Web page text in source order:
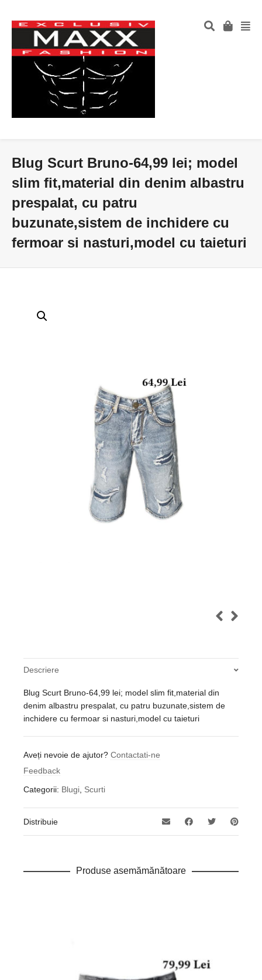
Blug Scurt Bruno-64,99 lei; model
slim fit,material din denim albastru
prespalat, cu patru
buzunate,sistem de inchidere cu
fermoar si nasturi,model cu taieturi
Descriere
Blug Scurt Bruno-64,99 lei; model slim fit,material din
denim albastru prespalat, cu patru buzunate,sistem de
inchidere cu fermoar si nasturi,model cu taieturi
Aveți nevoie de ajutor? Contactati-ne
Feedback
Categorii: Blugi Scurti
Distribuie
Produse asemămănătoare